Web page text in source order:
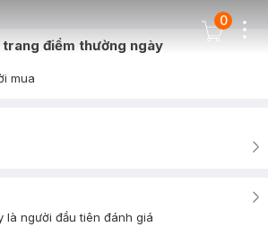
Cart Icon
0
trang điểm thường ngày
Icon
mua
là người đầu tiên đánh giá